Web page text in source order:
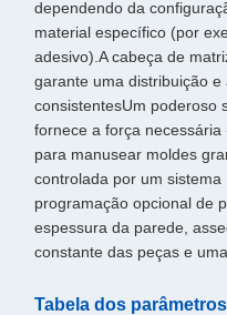
dependendo da
material específico (por
adesivo).A cabeça de
garante uma distribuição
consistentesUm poderoso
fornece a força
para manusear moldes
controlada por um sistema
programação opcional de
espessura da parede,
constante das peças e
Tabela dos